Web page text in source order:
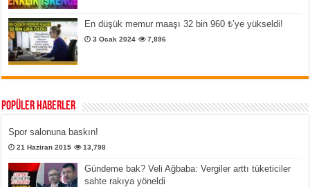
En düşük memur maaşı 32 bin 960 ₺’ye yükseldi!
3 Ocak 2024 7,896
Popüler Haberler
Spor salonuna baskın!
21 Haziran 2015 13,798
Gündeme bak? Veli Ağbaba: Vergiler arttı tüketiciler
sahte rakıya yöneldi